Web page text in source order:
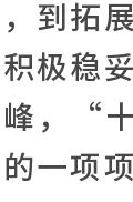
到拓
极稳
峰，“
一项